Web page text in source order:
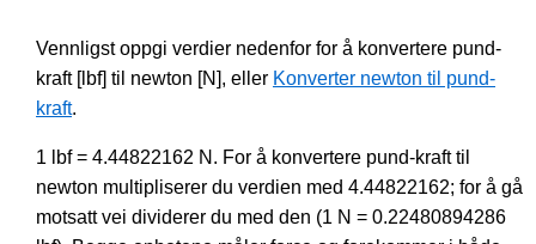
Vennligst oppgi verdier nedenfor for å konvertere pund-
kraft [lbf] til newton [N], eller Konverter newton til pund-
kraft.
1 lbf = 4.44822162 N. For å konvertere pund-kraft til
newton multipliserer du verdien med 4.44822162; for å gå
motsatt vei dividerer du med den (1 N = 0.22480894286